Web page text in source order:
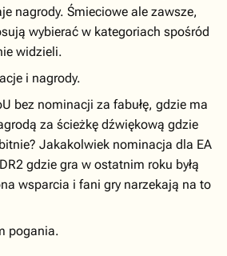
nagrody. Śmieciowe ale zawsze,
wybierać w kategoriach spośród
widzieli.
i nagrody.
bez nominacji za fabułę, gdzie ma
za ścieżkę dźwiękową gdzie
Jakakolwiek nominacja dla EA
gdzie gra w ostatnim roku byłą
wsparcia i fani gry narzekają na to
pogania.